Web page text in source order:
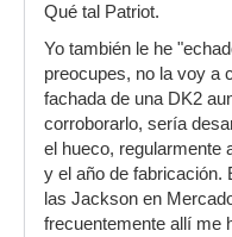
Qué tal Patriot.
Yo también le he
preocupes, no la voy a
fachada de una DK2
corroborarlo, sería
el hueco, regularmente
y el año de fabricación.
las Jackson en
frecuentemente allí me